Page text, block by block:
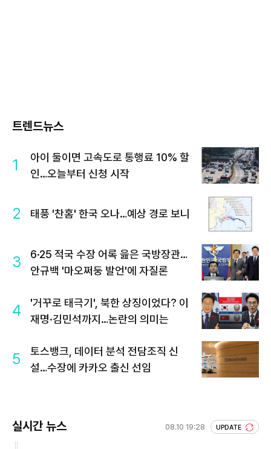
트렌드뉴스
1
아이 둘이면 고속도로 통행료 10% 할
인…오늘부터 신청 시작
2 태풍 '찬홈' 한국 오나…예상 경로 보니
3
6·25 적국 수장 어록 읊은 국방장관…
안규백 '마오쩌둥 발언'에 자질론
4
'거꾸로 태극기', 북한 상징이었다? 이
재명·김민석까지…논란의 의미는
5
토스뱅크, 데이터 분석 전담조직 신
설…수장에 카카오 출신 선임
실시간 뉴스 08.10 19:28 UPDATE